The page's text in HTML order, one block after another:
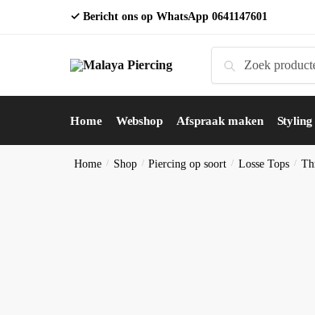
✓ Bericht ons op WhatsApp 0641147601
Zoeken
Home Webshop Afspraak maken Styling
Home / Shop / Piercing op soort / Losse Tops /